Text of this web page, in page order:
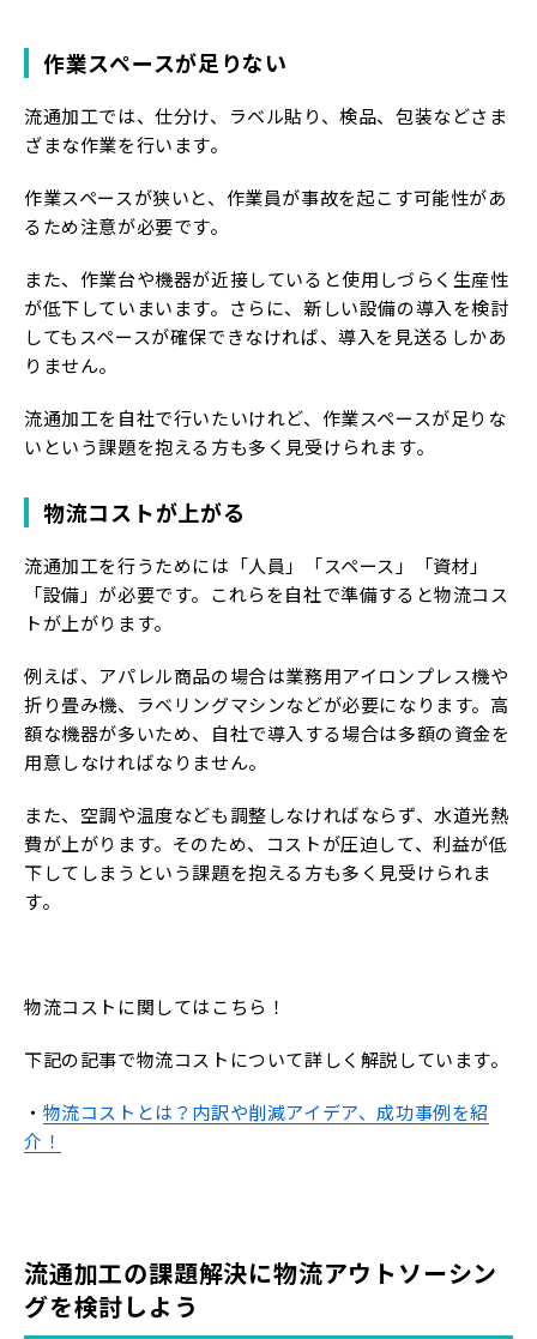
作業スペースが足りない
流通加工では、仕分け、ラベル貼り、検品、包装などさま
ざまな作業を行います。
作業スペースが狭いと、作業員が事故を起こす可能性があ
るため注意が必要です。
また、作業台や機器が近接していると使用しづらく生産性
が低下していまいます。さらに、新しい設備の導入を検討
してもスペースが確保できなければ、導入を見送るしかあ
りません。
流通加工を自社で行いたいけれど、作業スペースが足りな
いという課題を抱える方も多く見受けられます。
物流コストが上がる
流通加工を行うためには「人員」「スペース」「資材」
「設備」が必要です。これらを自社で準備すると物流コス
トが上がります。
例えば、アパレル商品の場合は業務用アイロンプレス機や
折り畳み機、ラベリングマシンなどが必要になります。高
額な機器が多いため、自社で導入する場合は多額の資金を
用意しなければなりません。
また、空調や温度なども調整しなければならず、水道光熱
費が上がります。そのため、コストが圧迫して、利益が低
下してしまうという課題を抱える方も多く見受けられま
す。
物流コストに関してはこちら！
下記の記事で物流コストについて詳しく解説しています。
・ 物流コストとは？内訳や削減アイデア、成功事例を紹
介！
流通加工の課題解決に物流アウトソーシン
グを検討しよう